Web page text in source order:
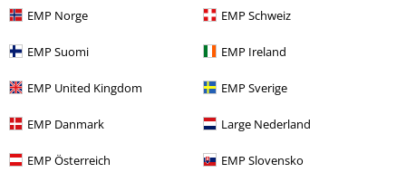
EMP Norge EMP Schweiz
EMP Suomi EMP Ireland
EMP United Kingdom EMP Sverige
EMP Danmark Large Nederland
EMP Österreich EMP Slovensko
Nuestro servicio de atención al cliente está a tu
Nos puedes contactar por teléfono de las 09:00 hasta las 17:00.
información